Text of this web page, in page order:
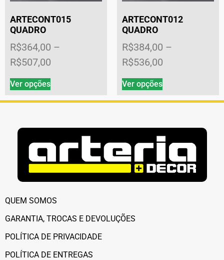
ARTECONT015
QUADRO
R$364,00 –
R$507,00
Ver opções
ARTECONT012
QUADRO
R$384,00 –
R$536,00
Ver opções
QUEM SOMOS
GARANTIA, TROCAS E DEVOLUÇÕES
POLÍTICA DE PRIVACIDADE
POLÍTICA DE ENTREGAS